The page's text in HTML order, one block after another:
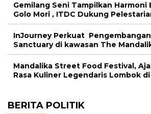
Gemilang Seni Tampilkan Harmoni
Golo Mori , ITDC Dukung
InJourney Perkuat
Sanctuary di kawasan The
Mandalika Street Food Festival,
Rasa Kuliner Legendaris Lombok
BERITA POLITIK